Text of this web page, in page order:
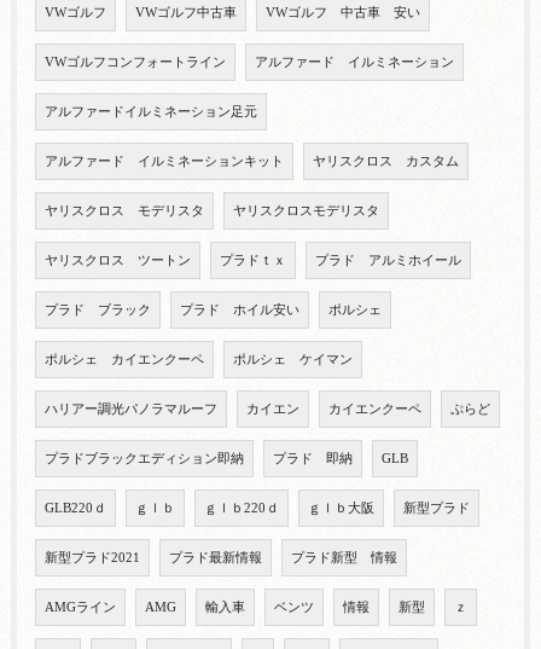
VWゴルフ VWゴルフ中古車 VWゴルフ 中古車 安い
VWゴルフコンフォートライン アルファード イルミネーション
アルファードイルミネーション足元
アルファード イルミネーションキット ヤリスクロス カスタム
ヤリスクロス モデリスタ ヤリスクロスモデリスタ
ヤリスクロス ツートン プラドｔｘ プラド アルミホイール
プラド ブラック プラド ホイル安い ポルシェ
ポルシェ カイエンクーペ ポルシェ ケイマン
ハリアー調光パノラマルーフ カイエン カイエンクーペ ぷらど
プラドブラックエディション即納 プラド 即納 GLB
GLB220ｄ ｇｌｂ ｇｌｂ220ｄ ｇｌｂ大阪 新型プラド
新型プラド2021 プラド最新情報 プラド新型 情報
AMGライン AMG 輸入車 ベンツ 情報 新型 ｚ